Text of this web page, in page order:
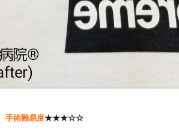
手術難易度★★★☆☆